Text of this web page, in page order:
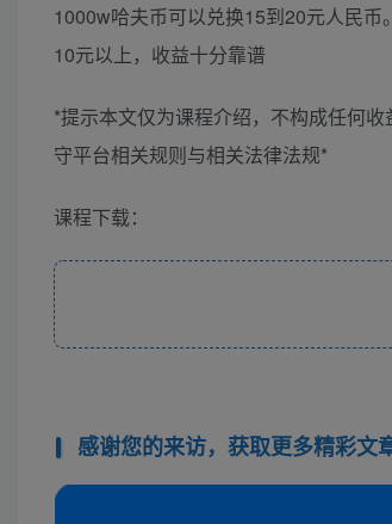
1000w哈夫币可以兑换15到20元人民
10元以上，收益十分靠谱
*提示本文仅为课程介绍，不构成任何
守平台相关规则与相关法律法规*
课程下载：
感谢您的来访，获取更多精彩文